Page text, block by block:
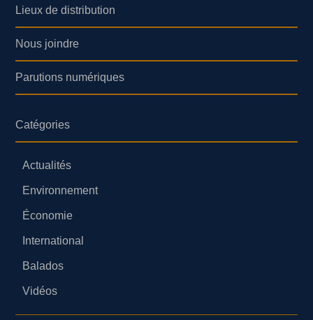
Lieux de distribution
Nous joindre
Parutions numériques
Catégories
Actualités
Environnement
Économie
International
Balados
Vidéos